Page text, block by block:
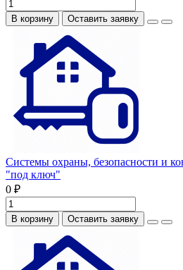
В корзину Оставить заявку
Системы охраны, безопасности и
"под ключ"
0 ₽
В корзину Оставить заявку